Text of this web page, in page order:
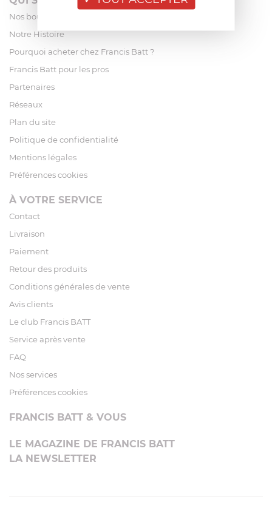
Nos boutiques
Notre Histoire
Pourquoi acheter chez Francis Batt ?
Francis Batt pour les pros
Partenaires
Réseaux
Plan du site
Politique de confidentialité
Mentions légales
Préférences cookies
À VOTRE SERVICE
Contact
Livraison
Paiement
Retour des produits
Conditions générales de vente
Avis clients
Le club Francis BATT
Service après vente
FAQ
Nos services
Préférences cookies
FRANCIS BATT & VOUS
LE MAGAZINE DE FRANCIS BATT
LA NEWSLETTER